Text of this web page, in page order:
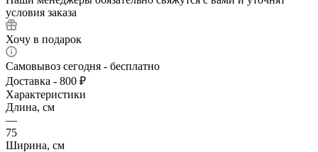
условия заказа
Хочу в подарок
Самовывоз сегодня - бесплатно
Доставка - 800 ₽
Характеристики
Длина, см
—
75
Ширина, см